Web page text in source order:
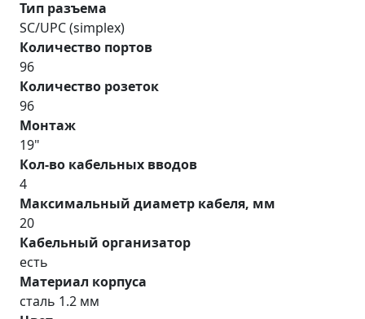
Тип разъема
SC/UPC (simplex)
Количество портов
96
Количество розеток
96
Монтаж
19"
Кол-во кабельных вводов
4
Максимальный диаметр кабеля, мм
20
Кабельный организатор
есть
Материал корпуса
сталь 1.2 мм